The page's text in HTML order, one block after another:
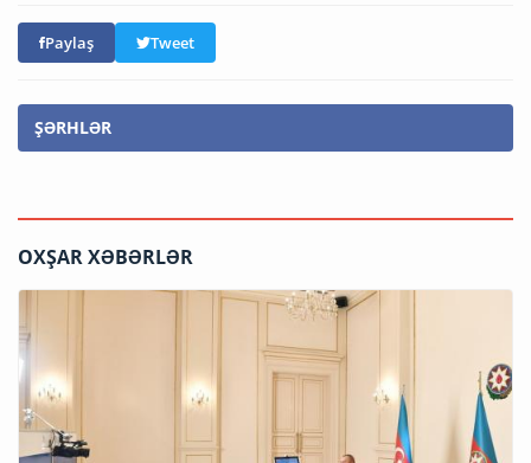
Paylaş Tweet
ŞƏRHLƏR
OXŞAR XƏBƏRLƏR